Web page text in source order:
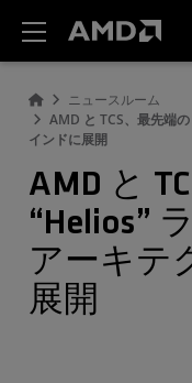
ニュースルーム
AMD と TCS、最先端
インドに展開
AMD と
“Helios”
アーキテ
展開